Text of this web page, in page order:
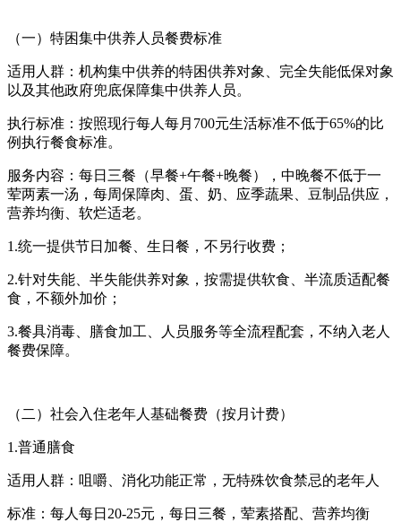
（一）特困集中供养人员餐费标准
适用人群：机构集中供养的特困供养对象、完全失能低保对象
以及其他政府兜底保障集中供养人员。
执行标准：按照现行每人每月700元生活标准不低于65%的比
例执行餐食标准。
服务内容：每日三餐（早餐+午餐+晚餐），中晚餐不低于一
荤两素一汤，每周保障肉、蛋、奶、应季蔬果、豆制品供应，
营养均衡、软烂适老。
1.统一提供节日加餐、生日餐，不另行收费；
2.针对失能、半失能供养对象，按需提供软食、半流质适配餐
食，不额外加价；
3.餐具消毒、膳食加工、人员服务等全流程配套，不纳入老人
餐费保障。
（二）社会入住老年人基础餐费（按月计费）
1.普通膳食
适用人群：咀嚼、消化功能正常，无特殊饮食禁忌的老年人
标准：每人每日20-25元，每日三餐，荤素搭配、营养均衡